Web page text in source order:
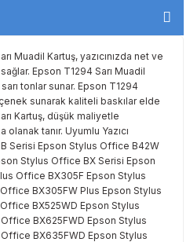
Ricoh
Samsung
Sharp
Toshiba
Ricoh
Sharp
Toshiba
Triumph Adler
Toshiba
Muadil Kartuş, yazıcınızda net ve
Epson T1294 Sarı Muadil
tonlar sunar. Epson T1294
sunarak kaliteli baskılar elde
Kartuş, düşük maliyetle
tanır. Uyumlu Yazıcı
Serisi Epson Stylus Office B42W
Stylus Office BX Serisi Epson
Office BX305F Epson Stylus
BX305FW Plus Epson Stylus
BX525WD Epson Stylus
BX625FWD Epson Stylus
BX635FWD Epson Stylus